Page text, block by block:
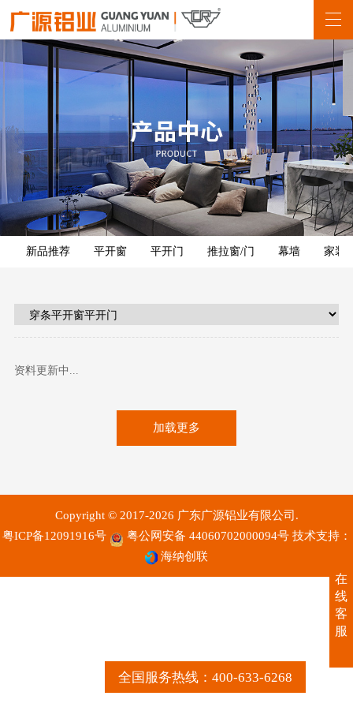
全国服务热线：400-633-6268
新品推荐 平开窗 平开门 推拉窗/门 幕墙 家装
资料更新中...
加载更多
Copyright © 2017-2026 广东广源铝业有限公司.
粤ICP备12091916号
粤公网安备 44060702000094号 技术支持：
海纳创联
在
线
客
服